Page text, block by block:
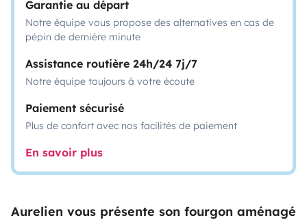
Garantie au départ
Notre équipe vous propose des alternatives en cas de
pépin de dernière minute
Assistance routière 24h/24 7j/7
Notre équipe toujours à votre écoute
Paiement sécurisé
Plus de confort avec nos facilités de paiement
En savoir plus
Aurelien vous présente son fourgon aménagé